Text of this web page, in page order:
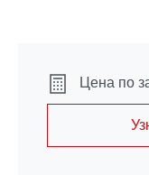
Цена по